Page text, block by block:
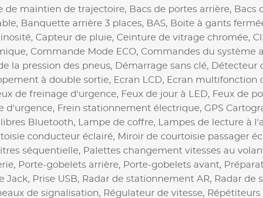
de maintien de trajectoire, Bacs de portes arrière, Bacs
Banquette arrière 3 places, BAS, Boite à gants
Capteur de pluie, Ceinture de vitrage chromée,
Commande Mode ECO, Commandes du système
la pression des pneus, Démarrage sans clé, Détecteur
à double sortie, Ecran LCD, Ecran multifonction
de freinage d'urgence, Feux de jour à LED, Feux de
d'urgence, Frein stationnement électrique, GPS
Bluetooth, Lampe de coffre, Lampes de lecture à
conducteur éclairé, Miroir de courtoisie passager
séquentielle, Palettes changement vitesses au
Porte-gobelets arrière, Porte-gobelets avant,
Jack, Prise USB, Radar de stationnement AR, Radar de
de signalisation, Régulateur de vitesse,